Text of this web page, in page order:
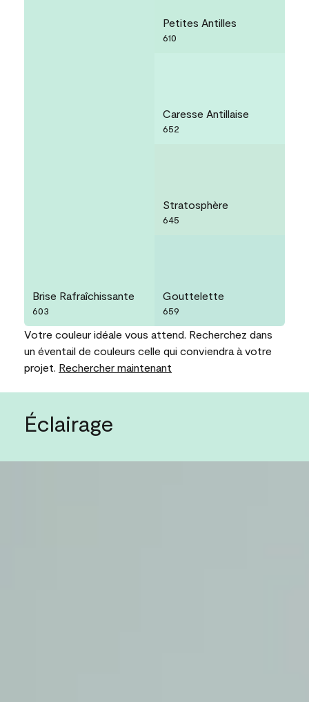
Brise Rafraîchissante
603
Petites Antilles
610
Caresse Antillaise
652
Stratosphère
645
Gouttelette
659
Votre couleur idéale vous attend. Recherchez dans
un éventail de couleurs celle qui conviendra à votre
projet. Rechercher maintenant
Éclairage